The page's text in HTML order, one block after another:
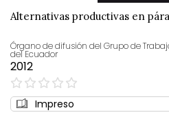
Alternativas productivas en
Órgano de difusión del Grupo de
del Ecuador
2012
0%
Impreso